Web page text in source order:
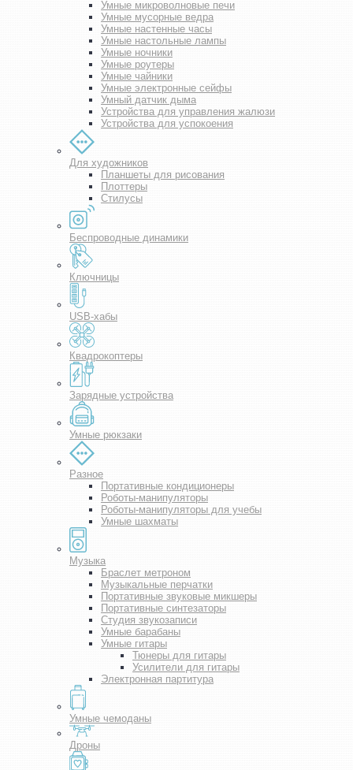
Умные микроволновые печи
Умные мусорные ведра
Умные настенные часы
Умные настольные лампы
Умные ночники
Умные роутеры
Умные чайники
Умные электронные сейфы
Умный датчик дыма
Устройства для управления жалюзи
Устройства для успокоения
Для художников
Планшеты для рисования
Плоттеры
Стилусы
Беспроводные динамики
Ключницы
USB-хабы
Квадрокоптеры
Зарядные устройства
Умные рюкзаки
Разное
Портативные кондиционеры
Роботы-манипуляторы
Роботы-манипуляторы для учебы
Умные шахматы
Музыка
Браслет метроном
Музыкальные перчатки
Портативные звуковые микшеры
Портативные синтезаторы
Студия звукозаписи
Умные барабаны
Умные гитары
Тюнеры для гитары
Усилители для гитары
Электронная партитура
Умные чемоданы
Дроны